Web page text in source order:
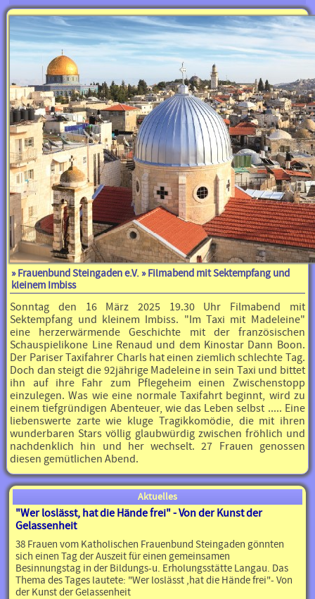
»Frauenbund Steingaden e.V. » Filmabend mit Sektempfang und
kleinem Imbiss
Sonntag den 16 März 2025 19.30 Uhr Filmabend mit
Sektempfang und kleinem Imbiss. "Im Taxi mit Madeleine"
eine herzerwärmende Geschichte mit der französischen
Schauspielikone Line Renaud und dem Kinostar Dann Boon.
Der Pariser Taxifahrer Charls hat einen ziemlich schlechte Tag.
Doch dan steigt die 92jährige Madeleine in sein Taxi und bittet
ihn auf ihre Fahr zum Pflegeheim einen Zwischenstopp
einzulegen. Was wie eine normale Taxifahrt beginnt, wird zu
einem tiefgründigen Abenteuer, wie das Leben selbst ..... Eine
liebenswerte zarte wie kluge Tragikkomödie, die mit ihren
wunderbaren Stars völlig glaubwürdig zwischen fröhlich und
nachdenklich hin und her wechselt. 27 Frauen genossen
diesen gemütlichen Abend.
Aktuelles
"Wer loslässt, hat die Hände frei" - Von der Kunst der
Gelassenheit
38 Frauen vom Katholischen Frauenbund Steingaden gönnten
sich einen Tag der Auszeit für einen gemeinsamen
Besinnungstag in der Bildungs-u. Erholungsstätte Langau. Das
Thema des Tages lautete: "Wer loslässt ,hat die Hände frei"- Von
der Kunst der Gelassenheit